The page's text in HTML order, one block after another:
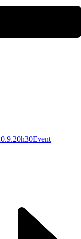
Event